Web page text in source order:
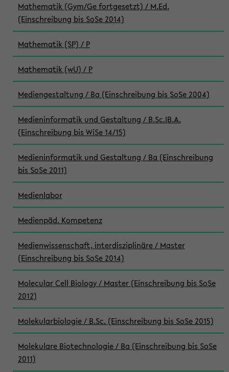
Mathematik (Gym/Ge fortgesetzt) / M.Ed.
(Einschreibung bis SoSe 2014)
Mathematik (SP) / P
Mathematik (wU) / P
Mediengestaltung / Ba (Einschreibung bis SoSe 2004)
Medieninformatik und Gestaltung / B.Sc.|B.A.
(Einschreibung bis WiSe 14/15)
Medieninformatik und Gestaltung / Ba (Einschreibung
bis SoSe 2011)
Medienlabor
Medienpäd. Kompetenz
Medienwissenschaft, interdisziplinäre / Master
(Einschreibung bis SoSe 2014)
Molecular Cell Biology / Master (Einschreibung bis SoSe
2012)
Molekularbiologie / B.Sc. (Einschreibung bis SoSe 2015)
Molekulare Biotechnologie / Ba (Einschreibung bis SoSe
2011)